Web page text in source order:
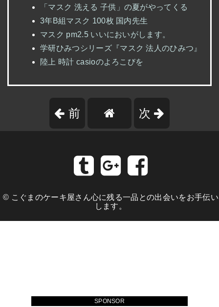
「マスク 洗える 子供」の夏がやってくる
3年B組マスク 100枚 国内先生
マスク pm2.5 いいにおいがします。
学研ひみつシリーズ『マスク 法人のひみつ』
陸上 時計 casioのよろこびを
前 次
© こぐまのケーキ屋さん心に残る一品との出会いをお手伝い
します。
SPONSOR